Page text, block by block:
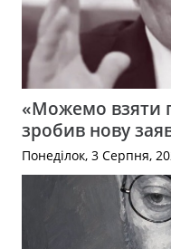
«Можемо взяти
зробив нову
Понеділок, 3 Серпня,